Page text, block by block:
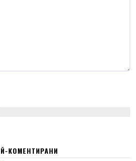
КОМЕНТИРАНИ